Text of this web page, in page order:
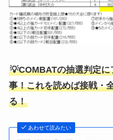
💡COMBATの抽選判定
事！これを読めば接戦・
る！
あわせて読みたい